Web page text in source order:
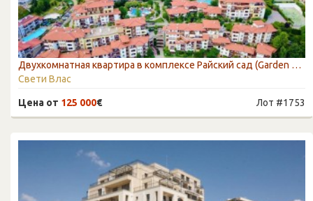
Двухкомнатная квартира в комплексе Райский сад (Garden Of Eden), Святой Влас
Свети Влас
Лот #1753
Цена от 125 000€